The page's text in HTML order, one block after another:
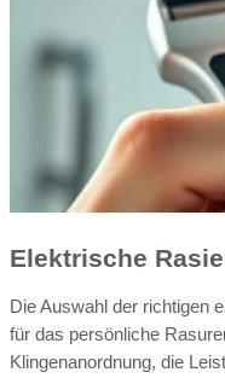
Elektrische
Die Auswahl der richtigen
für das persönliche
Klingenanordnung, die